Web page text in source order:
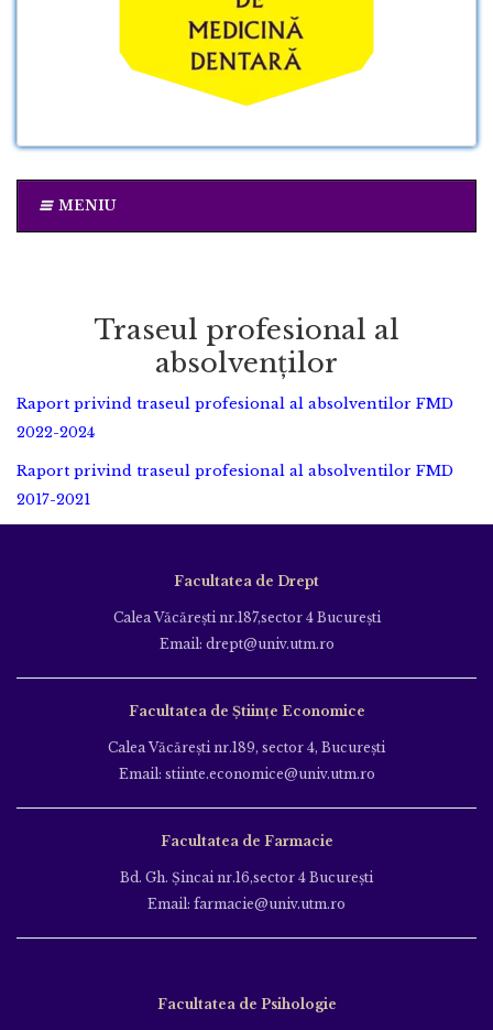
MENIU
Traseul profesional al
absolvenților
Raport privind traseul profesional al absolventilor FMD
2022-2024
Raport privind traseul profesional al absolventilor FMD
2017-2021
Facultatea de Drept
Calea Văcăreşti nr.187,sector 4 Bucureşti
Email: drept@univ.utm.ro
Facultatea de Științe Economice
Calea Văcăreşti nr.189, sector 4, Bucureşti
Email: stiinte.economice@univ.utm.ro
Facultatea de Farmacie
Bd. Gh. Şincai nr.16,sector 4 Bucureşti
Email: farmacie@univ.utm.ro
Facultatea de Psihologie